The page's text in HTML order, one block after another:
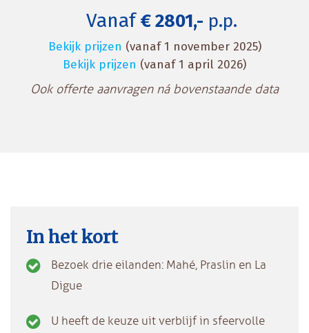
Vanaf€ 2801,- p.p.
Bekijk prijzen (vanaf 1 november 2025)
Bekijk prijzen (vanaf 1 april 2026)
Ook offerte aanvragen ná bovenstaande data
In het kort
Bezoek drie eilanden: Mahé, Praslin en La
Digue
U heeft de keuze uit verblijf in sfeervolle